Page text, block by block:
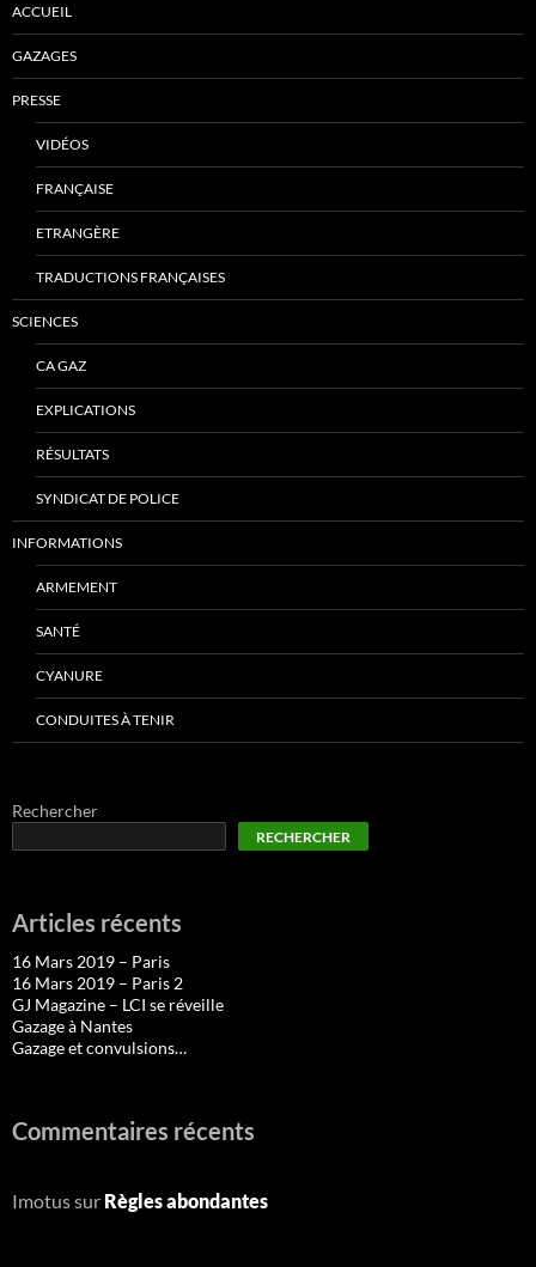
ACCUEIL
GAZAGES
PRESSE
VIDÉOS
FRANÇAISE
ETRANGÈRE
TRADUCTIONS FRANÇAISES
SCIENCES
CA GAZ
EXPLICATIONS
RÉSULTATS
SYNDICAT DE POLICE
INFORMATIONS
ARMEMENT
SANTÉ
CYANURE
CONDUITES À TENIR
Rechercher
RECHERCHER
Articles récents
16 Mars 2019 – Paris
16 Mars 2019 – Paris 2
GJ Magazine – LCI se réveille
Gazage à Nantes
Gazage et convulsions…
Commentaires récents
Imotussur Règles abondantes